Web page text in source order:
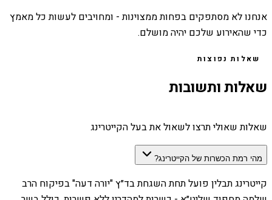
אנחנו לא מסתפקים בפחות ממצוינות - ומחויבים לעשות כל מאמץ
כדי שהאירוע שלכם יהיה מושלם.
שאלות נפוצות
שאלות ותשובות
שאלות שאולי תרצו לשאול את בעל הקייטרינג
מהי רמת הכשרות של הקייטרינג?
קייטרינג תבלין פועל תחת השגחת בד״ץ "יורה דעה" בפיקוח הרב